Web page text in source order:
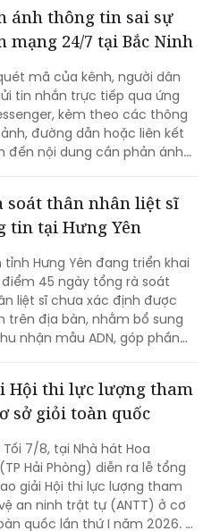
ánh thông tin sai sự
24/7 tại Bắc Ninh
mã của kênh, người dân
tin nhắn trực tiếp qua ứng
ảnh, đường dẫn hoặc liên kết
đến nội dung cần phản ánh...
soát thân nhân liệt sĩ
tin tại Hưng Yên
Hưng Yên đang triển khai
45 ngày tổng rà soát
trên địa bàn, nhằm bổ sung
nhận mẫu ADN, góp phần
tính hài cốt liệt sĩ còn
tin.
Hội thi lực lượng tham
sở giỏi toàn quốc
Tối 7/8, tại Nhà hát Hoa